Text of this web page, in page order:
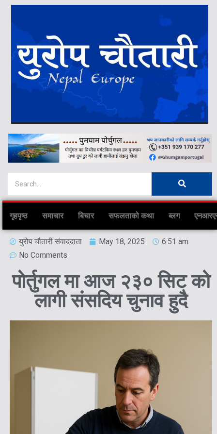
गृहपृष्ठ समाचार बिचार सफलताको कथा ब्लग
युरोप चौतारी संवाददाता May 18, 2025
6:51 am
No Comments
पोर्तुगल मा आज २३० सिट को
लागी संसदिय चुनाव हुदै